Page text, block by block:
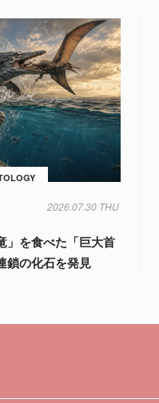
2026.07.30 THU
」を食べた「巨大首
鎖の化石を発見